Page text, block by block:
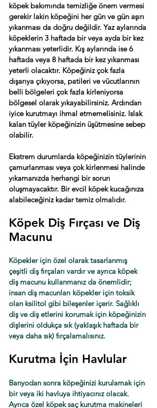
köpek bakımında temizliğe önem vermesi
gerekir lakin köpeğini her gün ve gün aşırı
yıkanması da doğru değildir. Yaz aylarında
köpeklerin 3 haftada bir veya ayda bir kez
yıkanması yeterlidir. Kış aylarında ise 6
haftada veya 8 haftada bir kez yıkanması
yeterli olacaktır. Köpeğiniz çok fazla
dışarıya çıkıyorsa, patileri ve vücutlarının
belli bölgeleri çok fazla kirleniyorsa
bölgesel olarak yıkayabilirsiniz. Ardından
iyice kurutmayı ihmal etmemelisiniz. Islak
kalan tüyler köpeğinizin üşütmesine sebep
olabilir.
Ekstrem durumlarda köpeğinizin tüylerinin
çamurlanması veya çok kirlenmesi halinde
yıkamanızda herhangi bir sorun
oluşmayacaktır. Bir evcil köpek kucağınıza
alabileceğiniz kadar temiz olmalıdır.
Köpek Diş Fırçası ve Diş
Macunu
Köpekler için özel olarak tasarlanmış
çeşitli diş fırçaları vardır ve ayrıca köpek
diş macunu kullanmanız da önemlidir;
insan diş macunları köpekler için toksik
olan ksilitol gibi bileşenler içerir. Sağlıklı
diş ve diş etlerini korumak için köpeğinizin
dişlerini oldukça sık (yaklaşık haftada bir
veya daha sık) fırçalamalısınız.
Kurutma İçin Havlular
Banyodan sonra köpeğinizi kurulamak için
bir veya iki havluya ihtiyacınız olacak.
Ayrıca özel köpek saç kurutma makineleri